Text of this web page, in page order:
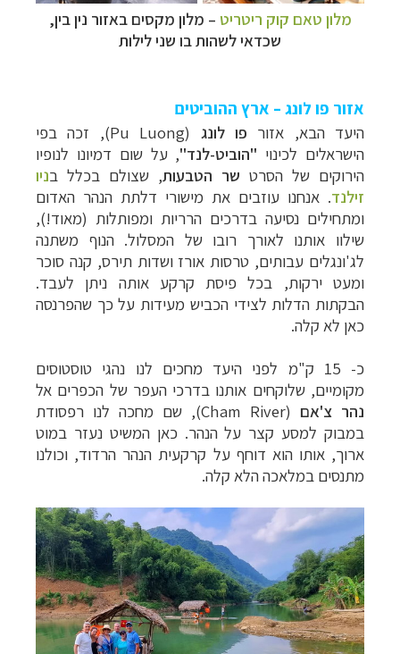
מלון טאם קוק ריטריט – מלון מקסיםבאזור נין בין,
שכדאי לשהות בו שני לילות
אזור פו לונג – ארץ ההוביטים
היעד הבא, אזור פו לונג (
Pu Luong), זכה בפי
הישראלים לכינוי "הוביט-לנד", על שום דמיונו לנופיו
הירוקים של הסרט שר הטבעות, שצולם בכלל בניו
זילנד. אנחנו עוזבים את מישורי דלתת הנהר האדום
ומתחילים נסיעה בדרכים הרריות ומפותלות (מאוד!),
שילוו אותנו לאורך רובו של המסלול. הנוף משתנה
לג'ונגלים עבותים, טרסות אורז ושדות תירס, קנה סוכר
ומעט ירקות, בכל פיסת קרקע אותה ניתן לעבד.
הבקתות הדלות לצידי הכביש מעידות על כך שהפרנסה
כאן לא קלה.
כ- 15 ק"מ לפני היעד מחכים לנו נהגי טוסטוסים
מקומיים, שלוקחים אותנו בדרכי העפר של הכפרים אל
נהר צ'אם (
Cham River), שם מחכה לנו רפסודת
במבוק למסע קצר על הנהר. כאן המשיט נעזר במוט
ארוך, אותו הוא דוחף על קרקעית הנהר הרדוד, וכולנו
מתנסים במלאכה הלא קלה.